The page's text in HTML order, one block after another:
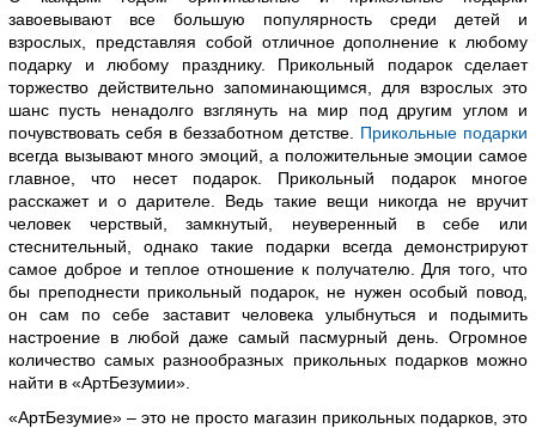
завоевывают все большую популярность среди детей и
взрослых, представляя собой отличное дополнение к любому
подарку и любому празднику. Прикольный подарок сделает
торжество действительно запоминающимся, для взрослых это
шанс пусть ненадолго взглянуть на мир под другим углом и
почувствовать себя в беззаботном детстве. Прикольные подарки
всегда вызывают много эмоций, а положительные эмоции самое
главное, что несет подарок. Прикольный подарок многое
расскажет и о дарителе. Ведь такие вещи никогда не вручит
человек черствый, замкнутый, неуверенный в себе или
стеснительный, однако такие подарки всегда демонстрируют
самое доброе и теплое отношение к получателю. Для того, что
бы преподнести прикольный подарок, не нужен особый повод,
он сам по себе заставит человека улыбнуться и подымить
настроение в любой даже самый пасмурный день. Огромное
количество самых разнообразных прикольных подарков можно
найти в «АртБезумии».
«АртБезумие» – это не просто магазин прикольных подарков, это